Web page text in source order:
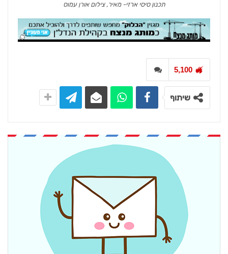
תכנון סיסי ארזי- מאיר, צילום אורן עמוס
5,100
שיתוף